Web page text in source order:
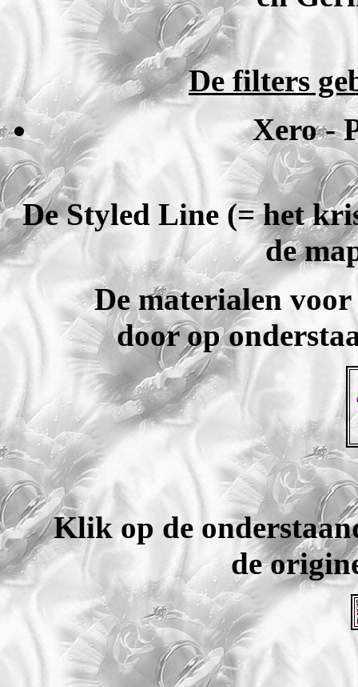
De filters
Xero -
De Styled Line (= het
de
De materialen voor
door op
Klik op de
de